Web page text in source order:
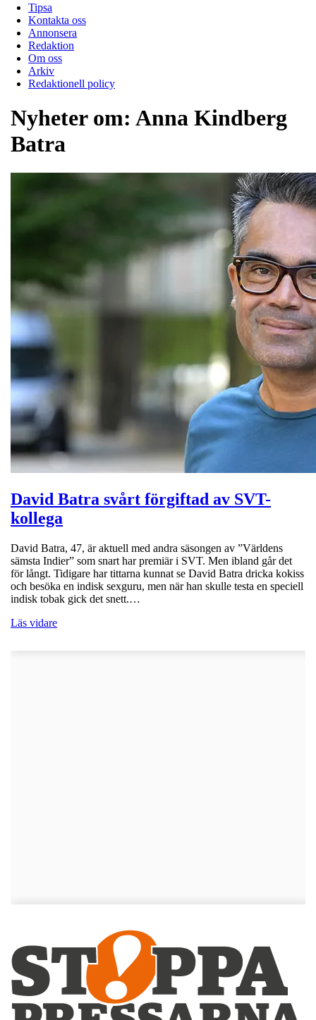
Tipsa
Kontakta oss
Annonsera
Redaktion
Om oss
Arkiv
Redaktionell policy
Nyheter om: Anna Kindberg
Batra
David Batra svårt förgiftad av SVT-
kollega
David Batra, 47, är aktuell med andra säsongen av ”Världens
sämsta Indier” som snart har premiär i SVT. Men ibland går det
för långt. Tidigare har tittarna kunnat se David Batra dricka kokiss
och besöka en indisk sexguru, men när han skulle testa en speciell
indisk tobak gick det snett.…
Läs vidare